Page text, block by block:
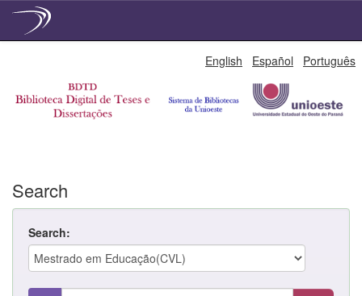
English Español Português
Search
Search: